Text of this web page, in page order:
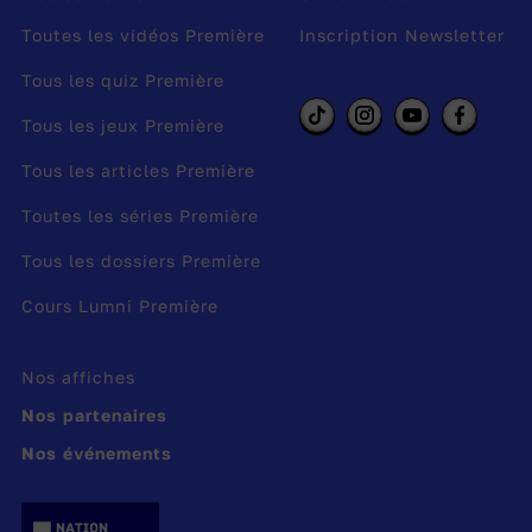
Toutes les vidéos Première
Tous les quiz Première
Tous les jeux Première
Tous les articles Première
Toutes les séries Première
Tous les dossiers Première
Cours Lumni Première
Inscription Newsletter
Nos affiches
Nos partenaires
Nos événements